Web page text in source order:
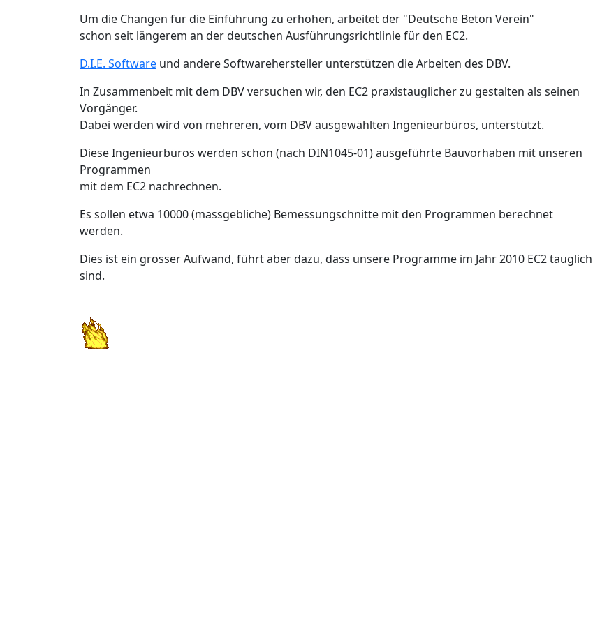
Um die Changen für die Einführung zu erhöhen, arbeitet der "Deutsche Beton Verein"
schon seit längerem an der deutschen Ausführungsrichtlinie für den EC2.
D.I.E. Software und andere Softwarehersteller unterstützen die Arbeiten des DBV.
In Zusammenbeit mit dem DBV versuchen wir, den EC2 praxistauglicher zu gestalten als seinen
Vorgänger.
Dabei werden wird von mehreren, vom DBV ausgewählten Ingenieurbüros, unterstützt.
Diese Ingenieurbüros werden schon (nach DIN1045-01) ausgeführte Bauvorhaben mit unseren
Programmen
mit dem EC2 nachrechnen.
Es sollen etwa 10000 (massgebliche) Bemessungschnitte mit den Programmen berechnet
werden.
Dies ist ein grosser Aufwand, führt aber dazu, dass unsere Programme im Jahr 2010 EC2 tauglich
sind.